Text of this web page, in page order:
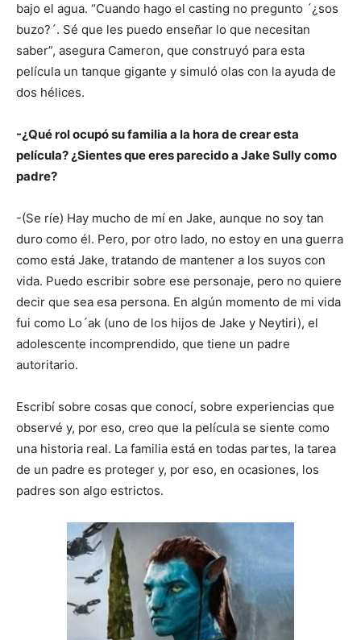
bajo el agua. “Cuando hago el casting no pregunto ´¿sos
buzo?´. Sé que les puedo enseñar lo que necesitan
saber”, asegura Cameron, que construyó para esta
película un tanque gigante y simuló olas con la ayuda de
dos hélices.
-¿Qué rol ocupó su familia a la hora de crear esta
película? ¿Sientes que eres parecido a Jake Sully como
padre?
-(Se ríe) Hay mucho de mí en Jake, aunque no soy tan
duro como él. Pero, por otro lado, no estoy en una guerra
como está Jake, tratando de mantener a los suyos con
vida. Puedo escribir sobre ese personaje, pero no quiere
decir que sea esa persona. En algún momento de mi vida
fui como Lo´ak (uno de los hijos de Jake y Neytiri), el
adolescente incomprendido, que tiene un padre
autoritario.
Escribí sobre cosas que conocí, sobre experiencias que
observé y, por eso, creo que la película se siente como
una historia real. La familia está en todas partes, la tarea
de un padre es proteger y, por eso, en ocasiones, los
padres son algo estrictos.